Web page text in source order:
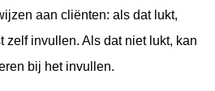
aan cliënten: als dat lukt,
zelf invullen. Als dat niet lukt, kan
bij het invullen.